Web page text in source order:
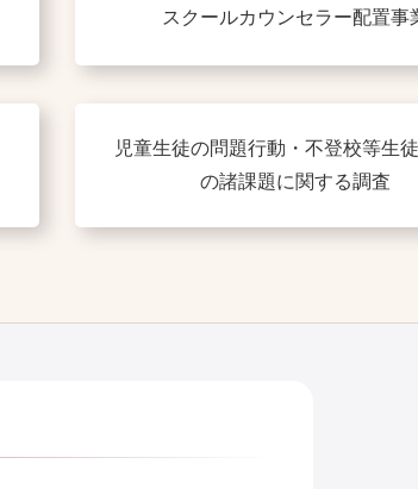
スクールカウンセラー配置事
児童生徒の問題行動・不登校等生
の諸課題に関する調査